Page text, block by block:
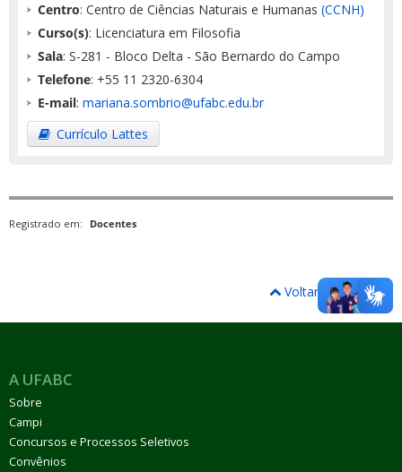
Centro: Centro de Ciências Naturais e Humanas (CCNH)
Curso(s): Licenciatura em Filosofia
Sala: S-281 - Bloco Delta - São Bernardo do Campo
Telefone: +55 11 2320-6304
E-mail: mariana.sombrio@ufabc.edu.br
Currículo Lattes
Registrado em: Docentes
Voltar para o topo
A UFABC
Sobre
Campi
Concursos e Processos Seletivos
Convênios